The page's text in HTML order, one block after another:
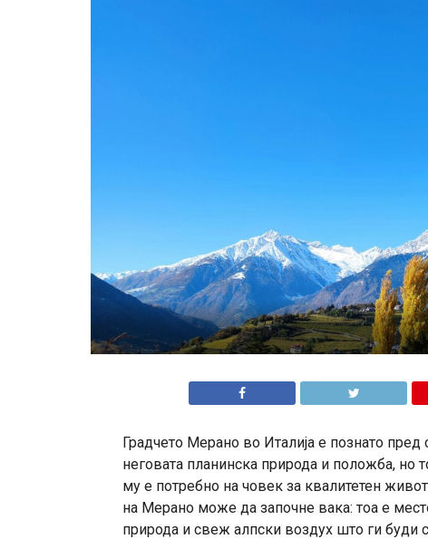
Градчето Мерано во Италија е познато пред
неговата планинска природа и положба, но
му е потребно на човек за квалитетен
на Мерано може да започне вака: тоа е
природа и свеж алпски воздух што ги буди